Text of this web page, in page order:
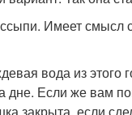
Имеет смысл
вода из этого
Если же вам